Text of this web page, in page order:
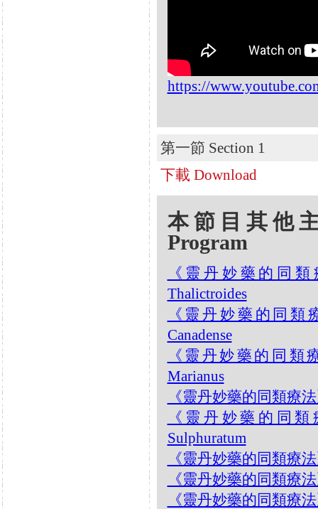
https://
第一節 Section 1
下載 Download
本節目其他
Program
《靈丹妙藥的同類
Thalictroides
《靈丹妙藥的同類
Canadense
《靈丹妙藥的同類
Marianus
《靈丹妙藥的同類療
《靈丹妙藥的同類
Sulphuratum
《靈丹妙藥的同類療
《靈丹妙藥的同類療
《靈丹妙藥的同類療